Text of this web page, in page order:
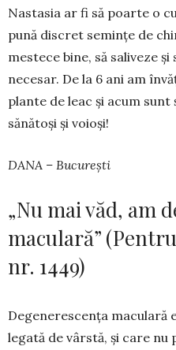
Nastasia ar fi să poarte o
pună discret semințe de
mestece bine, să saliveze
necesar. De la 6 ani am
plante de leac și acum sunt
sănătoși și vo­ioși!
DANA – București
„Nu mai văd, am
maculară”
nr. 1449)
Degenerescența maculară
legată de vârstă, și care